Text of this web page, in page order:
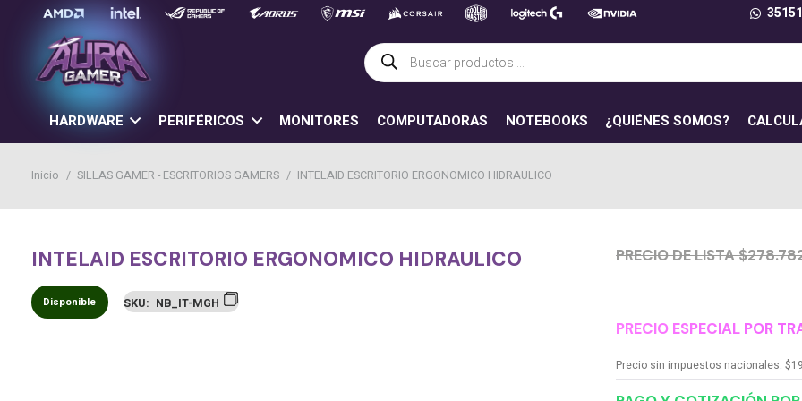
Búsqueda
de
productos
HARDWARE PERIFÉRICOS MONITORES COMPUTADORAS NOTEBOOKS ¿QUIÉNES SOMOS?
Inicio / SILLAS GAMER - ESCRITORIOS GAMERS / INTELAID ESCRITORIO ERGONOMICO HIDRAULICO
INTELAID ESCRITORIO ERGONOMICO HIDRAULICO
Disponible SKU: NB_IT-MGH
PRECIO DE LISTA
PRECIO ESPECIAL POR
Precio sin impuestos nacionales:$